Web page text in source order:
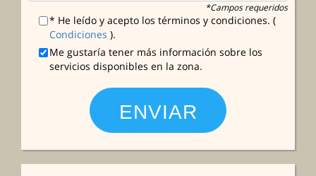
*Campos requeridos
* He leído y acepto los términos y condiciones. (
Condiciones ).
Me gustaría tener más información sobre los
servicios disponibles en la zona.